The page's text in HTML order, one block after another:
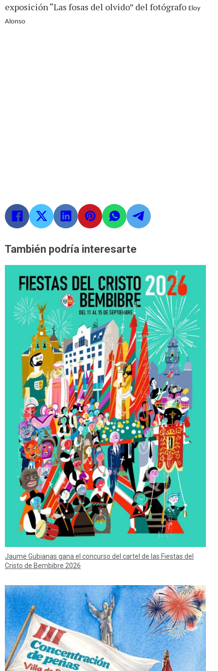
exposición “Las fosas del olvido” del fotógrafo Eloy
Alonso
También podría interesarte
Jaume Gubianas gana el concurso del cartel de las Fiestas del
Cristo de Bembibre 2026